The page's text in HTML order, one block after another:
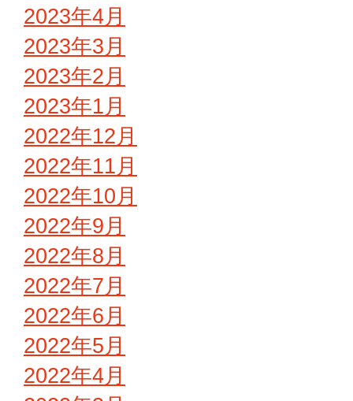
2023年4月
2023年3月
2023年2月
2023年1月
2022年12月
2022年11月
2022年10月
2022年9月
2022年8月
2022年7月
2022年6月
2022年5月
2022年4月